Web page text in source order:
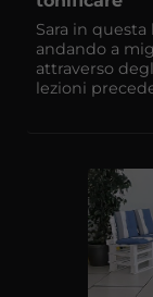
Sara in
andando a
attraverso
lezioni